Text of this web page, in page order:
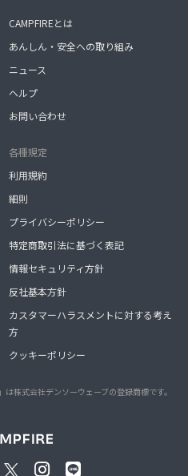
CAMPFIREとは
あんしん・安全への取り組み
ニュース
ヘルプ
お問い合わせ
各種規定
利用規約
細則
プライバシーポリシー
特定商取引法に基づく表記
情報セキュリティ方針
反社基本方針
カスタマーハラスメントに対する考え
方
クッキーポリシー
は株式会社デンソーウェーブの登録商標です。